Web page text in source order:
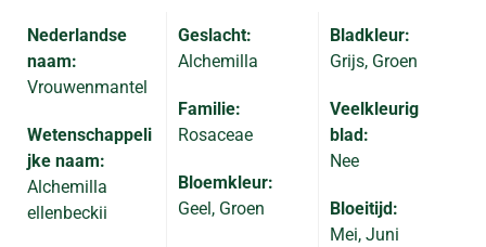
Nederlandse
naam:
Vrouwenmantel
Wetenschappeli
jke naam:
Alchemilla
ellenbeckii
Geslacht:
Alchemilla
Familie:
Rosaceae
Bloemkleur:
Geel, Groen
Bladkleur:
Grijs, Groen
Veelkleurig
blad:
Nee
Bloeitijd:
Mei, Juni